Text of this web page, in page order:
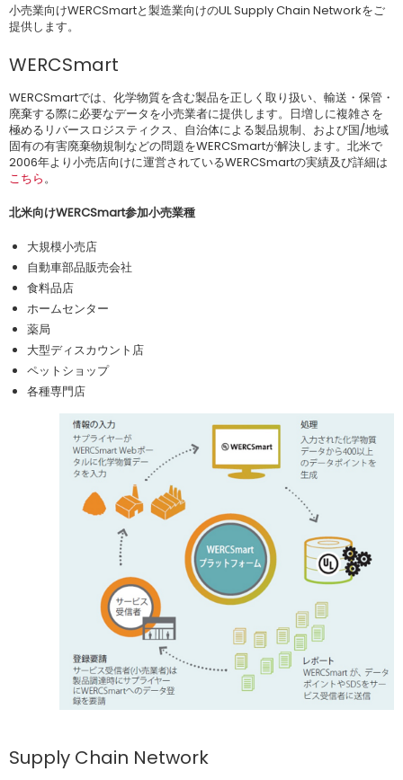
小売業向けWERCSmartと製造業向けのUL Supply Chain Networkをご
提供します。
WERCSmart
WERCSmartでは、化学物質を含む製品を正しく取り扱い、輸送・保管・
廃棄する際に必要なデータを小売業者に提供します。日増しに複雑さを
極めるリバースロジスティクス、自治体による製品規制、および国/地域
固有の有害廃棄物規制などの問題をWERCSmartが解決します。北米で
2006年より小売店向けに運営されているWERCSmartの実績及び詳細は
こちら。
北米向けWERCSmart参加小売業種
大規模小売店
自動車部品販売会社
食料品店
ホームセンター
薬局
大型ディスカウント店
ペットショップ
各種専門店
Supply Chain Network